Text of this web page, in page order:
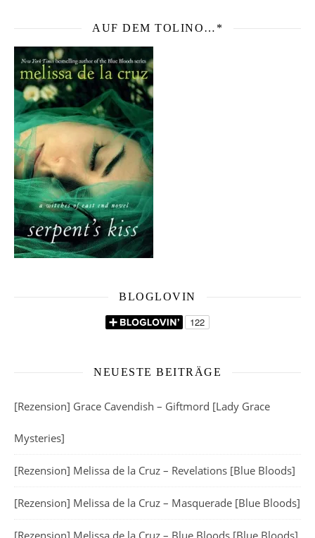
AUF DEM TOLINO…*
BLOGLOVIN
NEUESTE BEITRÄGE
[Rezension] Grace Cavendish – Giftmord [Lady Grace
Mysteries]
[Rezension] Melissa de la Cruz – Revelations [Blue Bloods]
[Rezension] Melissa de la Cruz – Masquerade [Blue Bloods]